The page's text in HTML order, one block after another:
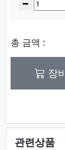
감소
총 금액 :
장
관련상품